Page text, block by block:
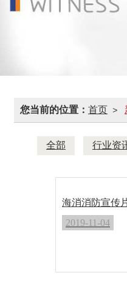
您当前的位置： 首页 >
全部 行业资
海消消防宣传
2019-11-04